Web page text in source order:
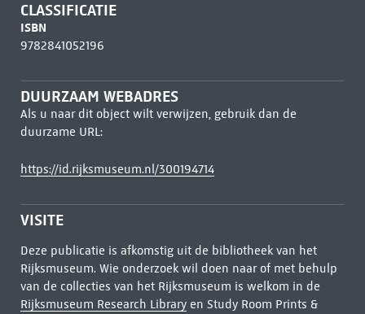
CLASSIFICATIE
ISBN
9782841052196
DUURZAAM WEBADRES
Als u naar dit object wilt verwijzen, gebruik dan de
duurzame URL:
https://id.rijksmuseum.nl/300194714
VISITE
Deze publicatie is afkomstig uit de bibliotheek van het
Rijksmuseum. Wie onderzoek wil doen naar of met behulp
van de collecties van het Rijksmuseum is welkom in de
Rijksmuseum Research Libraryen Study Room Prints &